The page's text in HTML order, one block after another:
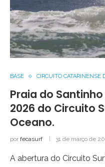
BASE CIRCUITO CATARINENSE
Praia do
2026 do Circuito
Oceano.
por fecasurf 31 de março de
A abertura do Circuito